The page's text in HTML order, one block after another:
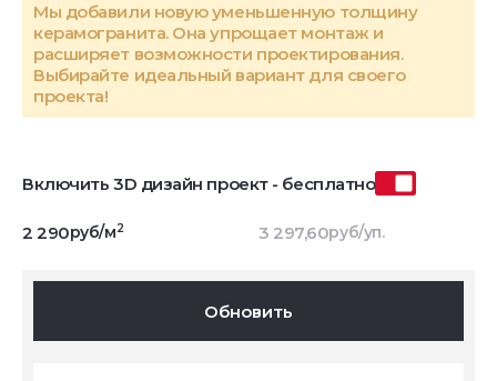
Мы добавили новую уменьшенную толщину
керамогранита. Она упрощает монтаж и
расширяет возможности проектирования.
Выбирайте идеальный вариант для своего
проекта!
Включить 3D дизайн проект - бесплатно
2 290руб/м2 3 297,60руб/уп.
Обновить